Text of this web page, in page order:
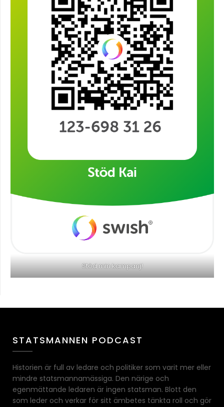
Stöd min kampanj!
STATSMANNEN PODCAST
Historien är full av ledare och politiker som varit mer eller
mindre statsmannamässiga. Den närige och
egenmättande ledaren är ingen statsman. Blott den
som leder och verkar för sitt ämbetes tänkta roll och gör